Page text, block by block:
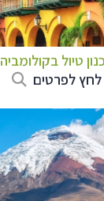
טיול בקולומביה
לחץ לפרטים